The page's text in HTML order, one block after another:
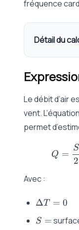
fréquence
Détail du
Le débit d’air
vent.
permet
Q =
2
S
Avec :
\Delta
ΔT = 0
S=
S =